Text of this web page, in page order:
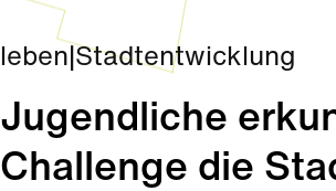
leben Stadtentwicklung
Jugendliche
Challenge die